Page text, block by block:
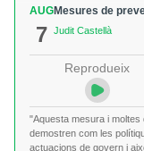
AUG
7
Mesures de
Judit Castellà
Reprodueix
"Aquesta mesura i moltes
demostren com les
actuacions de govern i